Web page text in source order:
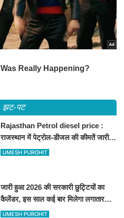
झट-पट
Rajasthan Petrol diesel price :
राजस्थान में पेट्रोल-डीजल की कीमतें जारी,
जानिए बीकानेर समेत पुरे प्रदेश में नए रेट
UMESH PUROHIT
जारी हुआ 2026 की सरकारी छुट्टियों का
कैलेंडर, इस साल कई बार मिलेगा लगातार
अवकाश, देखें
UMESH PUROHIT